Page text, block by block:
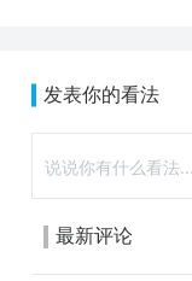
发表你的看法
最新评论